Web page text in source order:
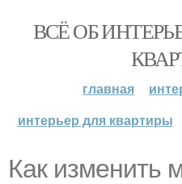
ВСЁ ОБ
главная
интерьер для квартиры
Как изменить